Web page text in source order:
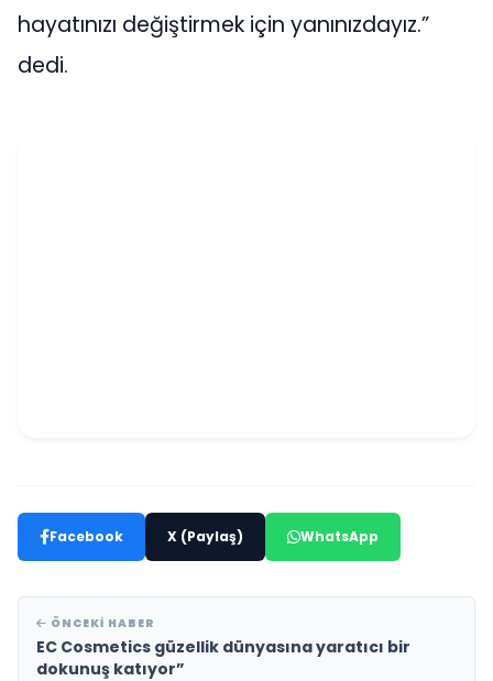
hayatınızı değiştirmek için yanınızdayız.”
dedi.
Facebook X (Paylaş) WhatsApp
ÖNCEKI HABER
EC Cosmetics güzellik dünyasına yaratıcı bir
dokunuş katıyor”